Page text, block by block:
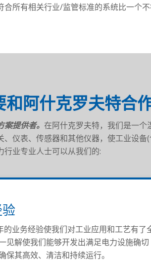
合所有相关行业/监管标准的系统比一个
和阿什克罗夫特合
案提供者。在阿什克罗夫特，我们是一
、仪表、传感器和其他仪器，使工业设
行业专业人士可以从我们的:
的业务经验使我们对工业应用和工艺有了
见解使我们能够开发出满足电力设施确切
保其高效、清洁和持续运行。